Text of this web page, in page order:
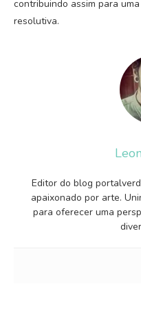
contribuindo assim para
resolutiva.
Editor do blog
apaixonado por arte.
para oferecer uma